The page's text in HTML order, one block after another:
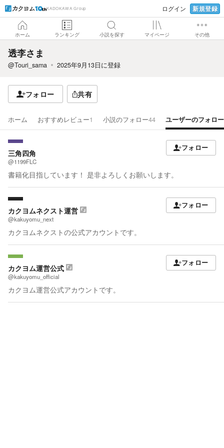
KADOKAWA Group ログイン 新規登録
ホーム ランキング 小説を探す マイページ その他
透李さま
@Touri_sama 2025年9月13日に登録
フォロー 共有
ホーム おすすめレビュー1 小説のフォロー44 ユーザーのフォロー
三角四角
@1199FLC
書籍化目指しています！ 是非よろしくお願いします。
フォロー
カクヨムネクスト運営
@kakuyomu_next
カクヨムネクストの公式アカウントです。
フォロー
カクヨム運営公式
@kakuyomu_official
カクヨム運営公式アカウントです。
フォロー